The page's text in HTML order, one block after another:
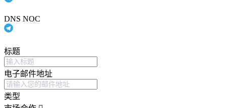
DNS NOC
标题
电子邮件地址
类型